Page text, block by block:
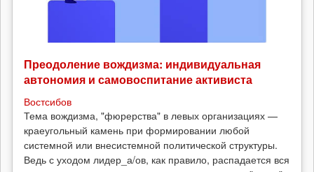
Преодоление вождизма: индивидуальная
автономия и самовоспитание активиста
Востсибов
Тема вождизма, "фюрерства" в левых организациях —
краеугольный камень при формировании любой
системной или внесистемной политической структуры.
Ведь с уходом лидер_а/ов, как правило, распадается вся